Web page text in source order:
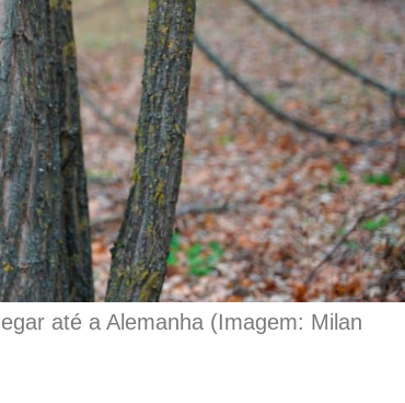
até a Alemanha (Imagem: Milan